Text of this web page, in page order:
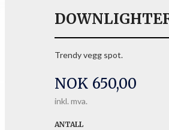
Trendy vegg spot.
Pris
NOK 650,00
inkl. mva.
ANTALL